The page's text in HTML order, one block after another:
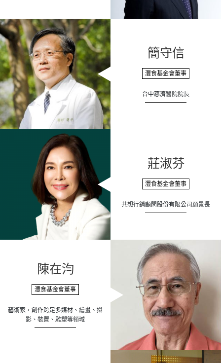
簡守信
灃食基金會董事
台中慈濟醫院院長
莊淑芬
灃食基金會董事
共想行銷顧問股份有限公司願景長
陳在汮
灃食基金會董事
藝術家，創作跨足多媒材、繪畫、攝
影、裝置、雕塑等領域